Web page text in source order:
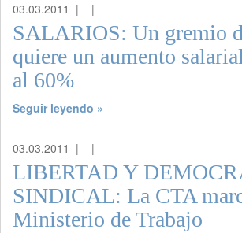
03.03.2011 | |
SALARIOS: Un gremio
quiere un aumento
al 60%
Seguir leyendo »
03.03.2011 | |
LIBERTAD Y
SINDICAL: La CTA
Ministerio de Trabajo